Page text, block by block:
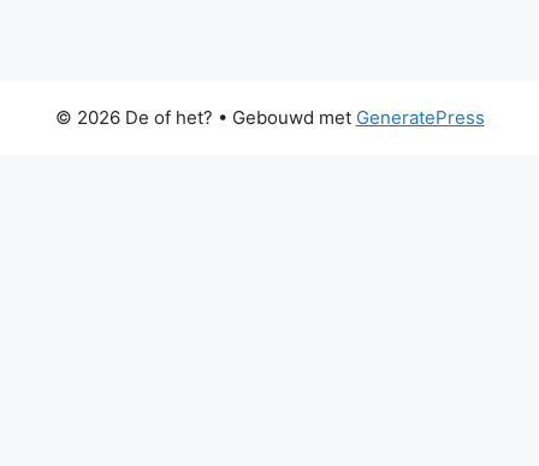
© 2026 De of het? • Gebouwd met GeneratePress